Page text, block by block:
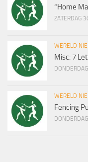
“Home
ZATERDAG
WERELD
Misc: 7
WERELD
Fencing